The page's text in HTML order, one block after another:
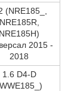
(NRE185_,
NRE185R,
NRE185H)
2015 -
2018
1.6 D4-D